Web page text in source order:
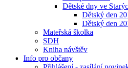
Dětské dny ve
Dětský den
Dětský den
Mateřská školka
SDH
Kniha návštěv
Info pro občany